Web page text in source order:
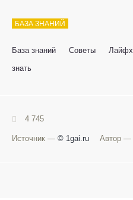
БАЗА ЗНАНИЙ
База знаний Советы
знать
4 745
Источник — © 1gai.ru Автор —